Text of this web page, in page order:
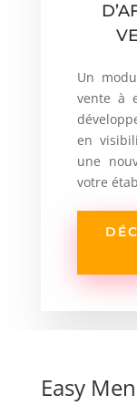
Un
vente à
en
une
votre
Easy